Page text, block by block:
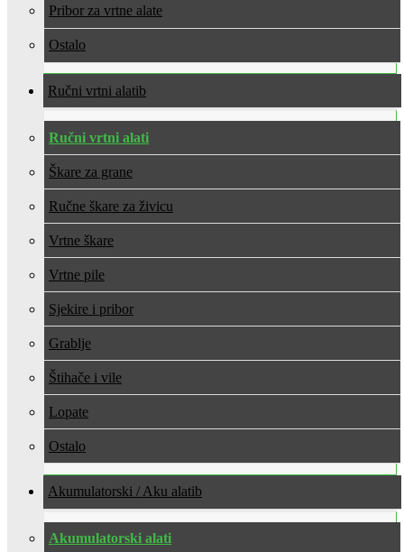
Pribor za vrtne alate
Ostalo
Ručni vrtni alati
Ručni vrtni alati
Škare za grane
Ručne škare za živicu
Vrtne škare
Vrtne pile
Sjekire i pribor
Grablje
Štihače i vile
Lopate
Ostalo
Akumulatorski / Aku alati
Akumulatorski alati